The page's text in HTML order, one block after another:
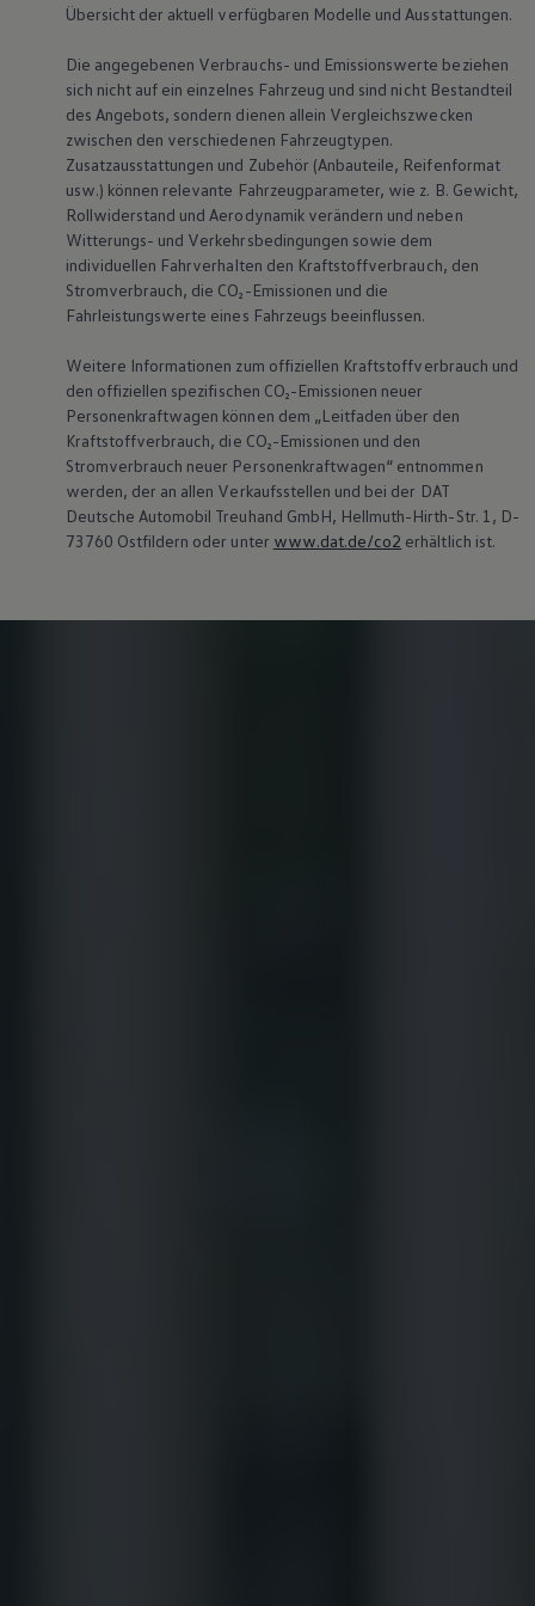
Bulli Magazin
Uptime
Übersicht der aktuell verfügbaren Modelle und Ausstattungen.
Die angegebenen Verbrauchs- und Emissionswerte beziehen
sich nicht auf ein einzelnes Fahrzeug und sind nicht Bestandteil
des Angebots, sondern dienen allein Vergleichszwecken
zwischen den verschiedenen Fahrzeugtypen.
Zusatzausstattungen und Zubehör (Anbauteile, Reifenformat
usw.) können relevante Fahrzeugparameter, wie z. B. Gewicht,
Rollwiderstand und Aerodynamik verändern und neben
Witterungs- und Verkehrsbedingungen sowie dem
individuellen Fahrverhalten den Kraftstoffverbrauch, den
Stromverbrauch, die CO₂-Emissionen und die
Fahrleistungswerte eines Fahrzeugs beeinflussen.
Weitere Informationen zum offiziellen Kraftstoffverbrauch und
den offiziellen spezifischen CO₂-Emissionen neuer
Personenkraftwagen können dem „Leitfaden über den
Kraftstoffverbrauch, die CO₂-Emissionen und den
Stromverbrauch neuer Personenkraftwagen“ entnommen
werden, der an allen Verkaufsstellen und bei der DAT
Deutsche Automobil Treuhand GmbH, Hellmuth-Hirth-Str. 1, D-
73760 Ostfildern oder unter www.dat.de/co2 erhältlich ist.